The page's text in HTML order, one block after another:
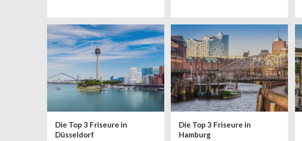
Rechnung tragen, als mit einer total
schicken, neuen Trendfrisur!
Friseursalons gibt es in München zu
Hauf aber welcher ist der richtige?
Unsere Liste an Top-Friseuren
erleichtert euch die Qual der Wahl.
Die Top 3 Friseure in
Düsseldorf
Die Top 3 Friseure in
Hamburg